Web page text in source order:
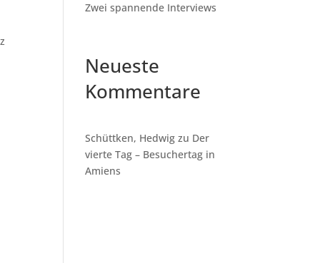
Zwei spannende Interviews
Neueste
Kommentare
Schüttken, Hedwig zu Der
vierte Tag – Besuchertag in
Amiens